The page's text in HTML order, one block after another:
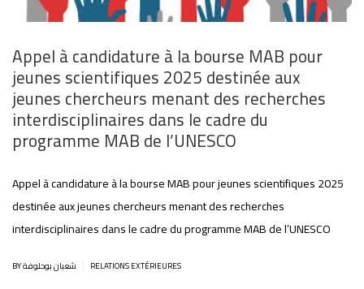
Appel à candidature à la bourse MAB pour
jeunes scientifiques 2025 destinée aux
jeunes chercheurs menant des recherches
interdisciplinaires dans le cadre du
programme MAB de l’UNESCO
Appel à candidature à la bourse MAB pour jeunes scientifiques 2025
destinée aux jeunes chercheurs menant des recherches
interdisciplinaires dans le cadre du programme MAB de l’UNESCO
RELATIONS EXTÉRIEURES